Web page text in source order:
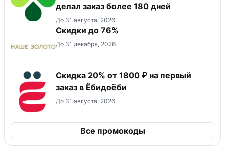
делал заказ более 180 дней
До 31 августа, 2026
Скидки до 76%
До 31 декабря, 2026
Скидка 20% от 1800 ₽ на первый
заказ в Ёбидоёби
До 31 августа, 2026
Все промокоды